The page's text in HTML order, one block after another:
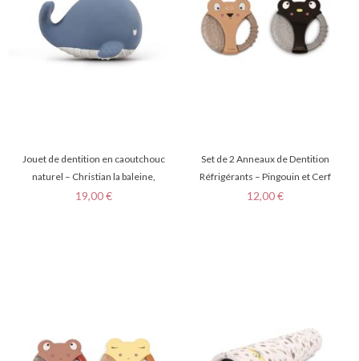
Jouet de dentition en caoutchouc
naturel – Christian la baleine,
Prix
19,00 €
Set de 2 Anneaux de Dentition
Réfrigérants – Pingouin et Cerf
Prix
12,00 €